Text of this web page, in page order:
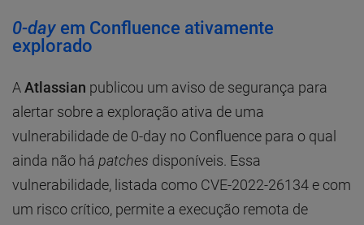
0-day em Confluence ativamente
explorado
AAtlassian publicou um aviso de segurança para
alertar sobre a exploração ativa de uma
vulnerabilidade de 0-day no Confluence para o qual
ainda não há patches disponíveis. Essa
vulnerabilidade, listada como CVE-2022-26134 e com
um risco crítico, permite a execução remota de